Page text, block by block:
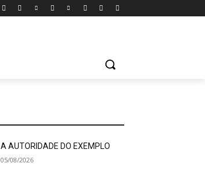
A AUTORIDADE DO EXEMPLO
05/08/2026